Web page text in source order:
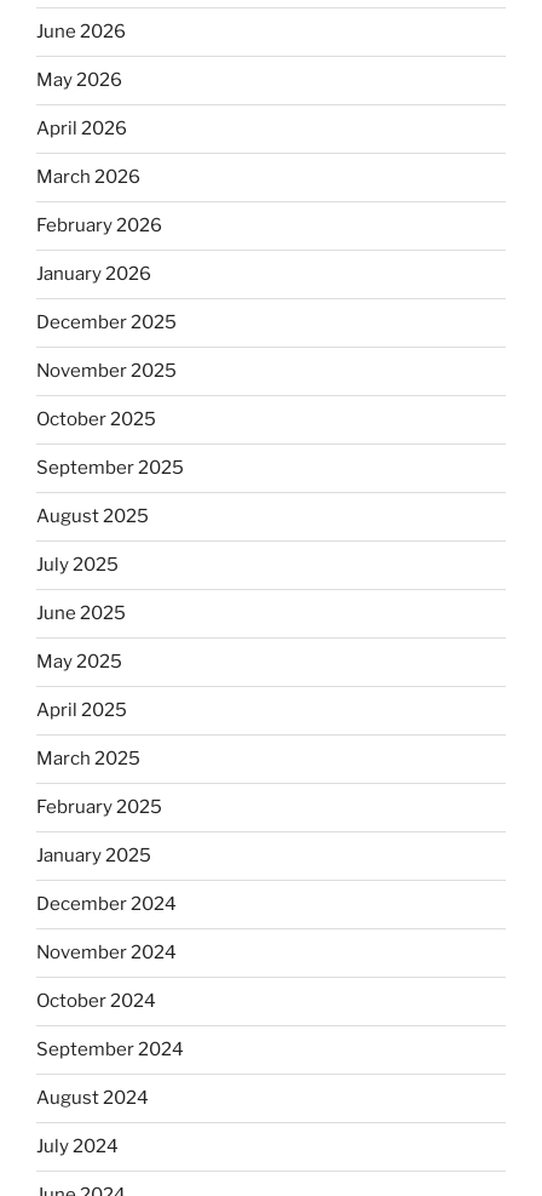
June 2026
May 2026
April 2026
March 2026
February 2026
January 2026
December 2025
November 2025
October 2025
September 2025
August 2025
July 2025
June 2025
May 2025
April 2025
March 2025
February 2025
January 2025
December 2024
November 2024
October 2024
September 2024
August 2024
July 2024